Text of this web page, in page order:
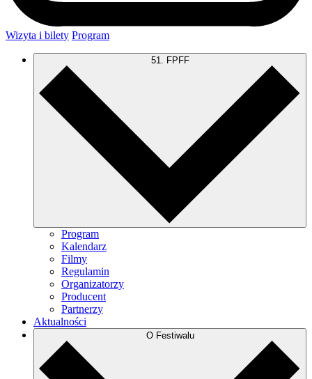
Wizyta i bilety Program
51. FPFF
Program
Kalendarz
Filmy
Regulamin
Organizatorzy
Producent
Partnerzy
Aktualności
O Festiwalu